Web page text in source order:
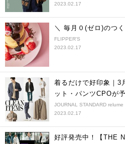
2023.02.17
＼ 毎月０(ゼロ)のつ
FLIPPER'S
2023.02.17
着るだけで好印象｜3
ット・パンツCPOが
JOURNAL STANDARD
2023.02.17
好評発売中！【THE